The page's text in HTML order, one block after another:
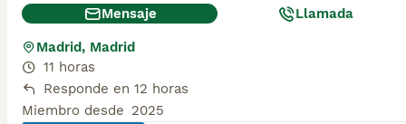
Mensaje Llamada
Madrid, Madrid
11 horas
Responde en 12 horas
Miembro desde 2025